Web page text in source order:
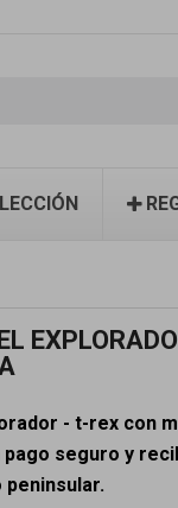
- t-rex con
seguro y